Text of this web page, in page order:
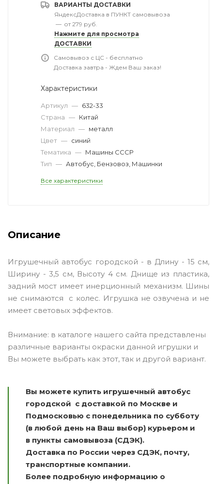
ВАРИАНТЫ ДОСТАВКИ
ЯндексДоставка в ПУНКТ самовывоза
— от 279 руб.
Нажмите для просмотра
ДОСТАВКИ
Самовывоз с ЦС - бесплатно
Доставка завтра - Ждем Ваш заказ!
Характеристики
Артикул — 632-33
Страна — Китай
Материал — металл
Цвет — синий
Тематика — Машины СССР
Тип — Автобус, Бензовоз, Машинки
Все характеристики
Описание
Игрушечный автобус городской - в Длину - 15 см,
Ширину - 3,5 см, Высоту 4 см. Днище из пластика,
задний мост имеет инерционный механизм. Шины
не снимаются с колес. Игрушка не озвучена и не
имеет световых эффектов.
Внимание: в каталоге нашего сайта представлены
различные варианты окраски данной игрушки и
Вы можете выбрать как этот, так и другой вариант.
Вы можете купить игрушечный автобус
городской с доставкой по Москве и
Подмосковью с понедельника по субботу
(в любой день на Ваш выбор) курьером и
в пункты самовывоза (СДЭК).
Доставка по России через СДЭК, почту,
транспортные компании.
Более подробную информацию о